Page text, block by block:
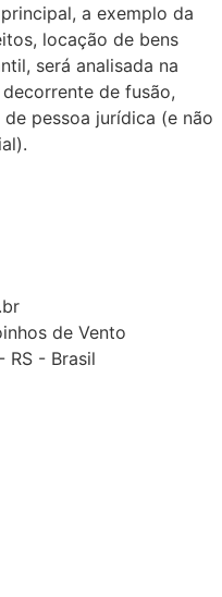
a exemplo da
locação de bens
será analisada na
de fusão,
pessoa jurídica (e não
de Vento
- Brasil